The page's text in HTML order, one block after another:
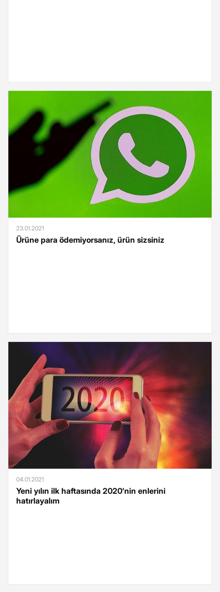
23.01.2021
Ürüne para ödemiyorsanız, ürün sizsiniz
04.01.2021
Yeni yılın ilk haftasında 2020’nin enlerini
hatırlayalım